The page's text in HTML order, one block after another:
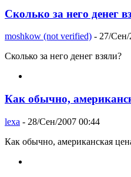
Сколько за него денег
moshkow (not verified) - 27/Сен/
Сколько за него денег взяли?
Как обычно,
lexa - 28/Сен/2007 00:44
Как обычно, американская